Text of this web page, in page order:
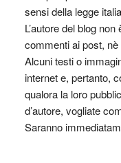
sensi della legge
L’autore del blog
commenti ai post,
Alcuni testi o
internet e, pertanto,
qualora la loro
d’autore, vogliate
Saranno